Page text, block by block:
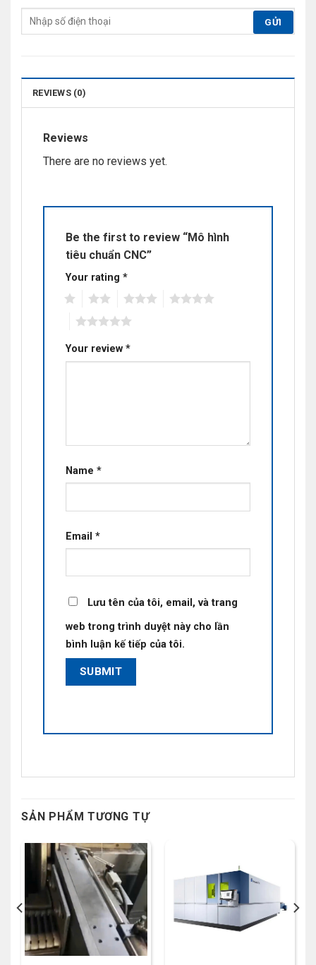
REVIEWS (0)
Reviews
There are no reviews yet.
Be the first to review “Mô hình
tiêu chuẩn CNC”
Your rating *
Your review *
Name *
Email *
Lưu tên của tôi, email, và trang
web trong trình duyệt này cho lần
bình luận kế tiếp của tôi.
SẢN PHẨM TƯƠNG TỰ